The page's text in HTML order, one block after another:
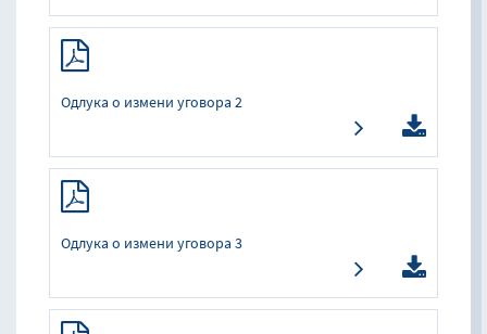
Одлука о измени уговора 2
Одлука о измени уговора 3